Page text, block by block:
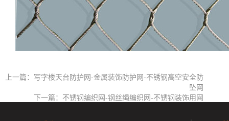
上一篇：写字楼天台防护网-金属装饰防护网-不锈钢高空安全防
坠网
下一篇：不锈钢编织网-钢丝绳编织网-不锈钢装饰用网